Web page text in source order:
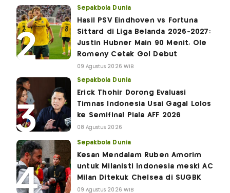
Sepakbola Dunia
Hasil PSV Eindhoven vs Fortuna
Sittard di Liga Belanda 2026-2027:
Justin Hubner Main 90 Menit, Ole
Romeny Cetak Gol Debut
09 Agustus 2026 WIB
Sepakbola Dunia
Erick Thohir Dorong Evaluasi
Timnas Indonesia Usai Gagal Lolos
ke Semifinal Piala AFF 2026
08 Agustus 2026
Sepakbola Dunia
Kesan Mendalam Ruben Amorim
untuk Milanisti Indonesia meski AC
Milan Ditekuk Chelsea di SUGBK
09 Agustus 2026 WIB